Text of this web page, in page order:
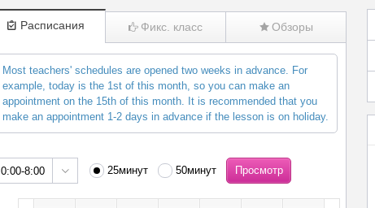
(3)
Расписания Фикс. класс Обзоры
Most teachers' schedules are opened two weeks in advance. For
example, today is the 1st of this month, so you can make an
appointment on the 15th of this month. It is recommended that you
make an appointment 1-2 days in advance if the lesson is on holiday.
0:00-8:00 25минут 50минут